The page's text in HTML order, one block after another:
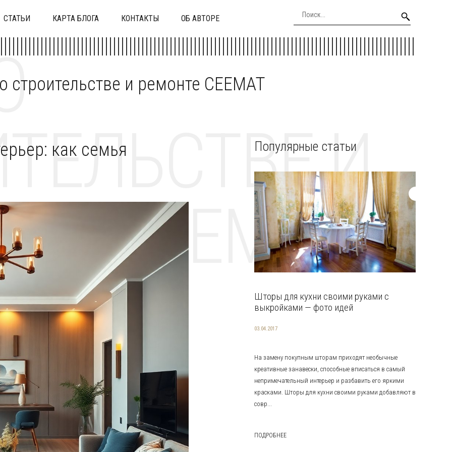
СТАТЬИ КАРТА БЛОГА КОНТАКТЫ ОБ АВТОРЕ
строительстве и ремонте CEEMAT
И
CEEMAT
как семья Популярные статьи
Шторы для кухни своими руками с
выкройками — фото идей
03.04.2017
На замену покупным шторам приходят необычные
креативные занавески, способные вписаться в самый
непримечательный интерьер и разбавить его яркими
красками. Шторы для кухни своими руками добавляют в
совр...
ПОДРОБНЕЕ